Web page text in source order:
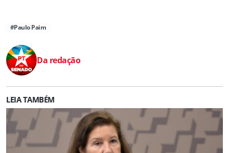
#Paulo Paim
Da redação
LEIA TAMBÉM